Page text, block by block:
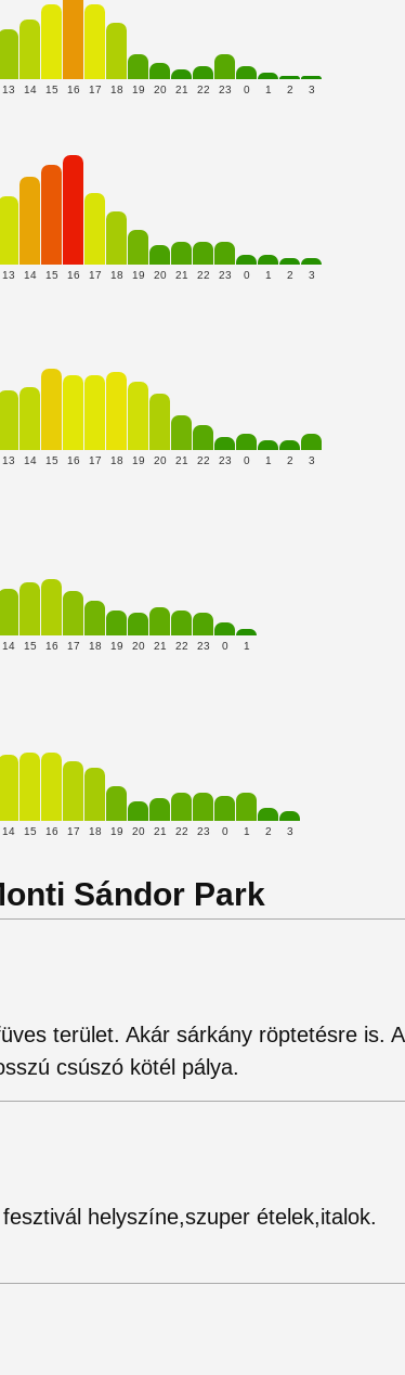
13 14 15 16 17 18 19 20 21 22 23 0 1 2 3
13 14 15 16 17 18 19 20 21 22 23 0 1 2 3
13 14 15 16 17 18 19 20 21 22 23 0 1 2 3
14 15 16 17 18 19 20 21 22 23 0 1
14 15 16 17 18 19 20 21 22 23 0 1 2 3
Sándor Park
terület. Akár sárkány röptetésre is. A
csúszó kötél pálya.
helyszíne,szuper ételek,italok.